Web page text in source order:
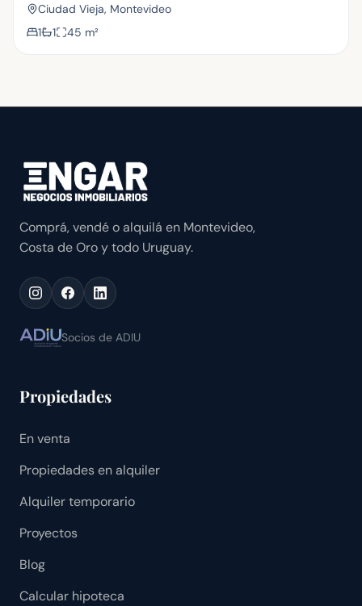
Ciudad Vieja, Montevideo
1
1 45 m²
Comprá, vendé o alquilá en Montevideo,
Costa de Oro y todo Uruguay.
Socios de ADIU
Propiedades
En venta
Propiedades en alquiler
Alquiler temporario
Proyectos
Blog
Calcular hipoteca